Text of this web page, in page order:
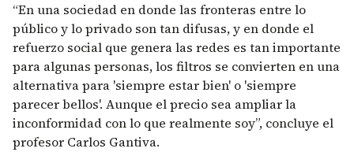
“En una sociedad en donde las fronteras entre lo
público y lo privado son tan difusas, y en donde el
refuerzo social que genera las redes es tan importante
para algunas personas, los filtros se convierten en una
alternativa para 'siempre estar bien' o 'siempre
parecer bellos'. Aunque el precio sea ampliar la
inconformidad con lo que realmente soy”, concluye el
profesor Carlos Gantiva.